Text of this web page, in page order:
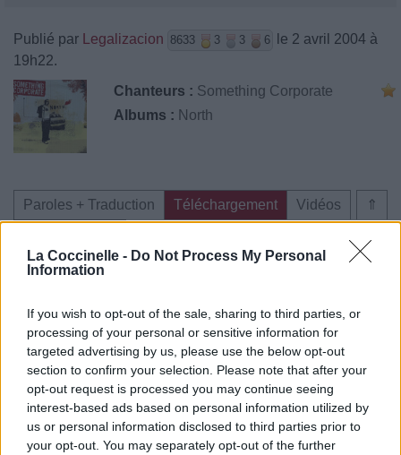
La Coccinelle - Do Not Process My Personal
Information
If you wish to opt-out of the sale, sharing to third parties, or
processing of your personal or sensitive information for
targeted advertising by us, please use the below opt-out
section to confirm your selection. Please note that after your
opt-out request is processed you may continue seeing
interest-based ads based on personal information utilized by
us or personal information disclosed to third parties prior to
your opt-out. You may separately opt-out of the further
Publié par Legalizacion 8633 3 3 6
le 2 avril 2004 à
19h22.
Chanteurs : Something Corporate
Albums : North
⇑
Paroles + Traduction Téléchargement
Vidéos
Pour prolonger le plaisir musical :
Vous aimez chanter, apprenez la guitare chez
Télécharger légalement les MP3 sur
Télécharger légalement les MP3 ou trouver le CD sur
Trouver des vinyles et des CD sur